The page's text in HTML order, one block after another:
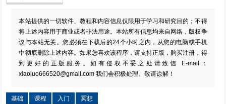
本站提供的一切软件、教程和内容信息仅限用于学习和研究目的；不得
将上述内容用于商业或者非法用途。本站所有信息均来自网络，版权争
议与本站无关。您必须在下载后的24个小时之内，从您的电脑或手机
中彻底删除上述内容。如果您喜欢该程序，请支持正版，购买注册，得
到更好的正版服务。如有侵权不妥之处请致信 E-mail：
xiaoluo666520@gmail.com 我们会积极处理。敬请谅解！
基础 课程 入门 冥想